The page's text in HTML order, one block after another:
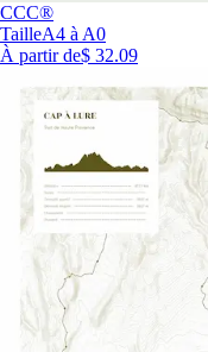
CCC®
TailleA4 à A0
À partir de$ 32.09